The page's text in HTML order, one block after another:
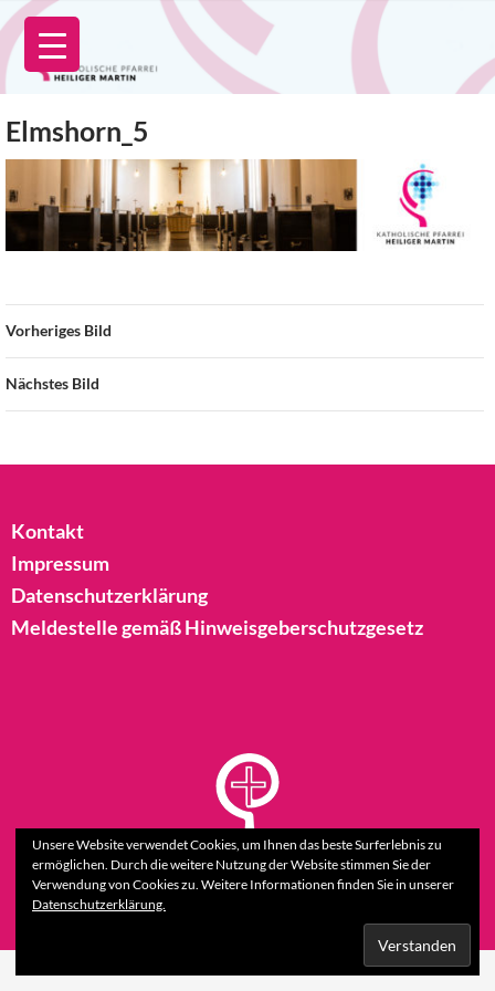
Zum
Inhalt
springen
Elmshorn_5
Vorheriges Bild
Nächstes Bild
Kontakt
Impressum
Datenschutzerklärung
Meldestelle gemäß Hinweisgeberschutzgesetz
Unsere Website verwendet Cookies, um Ihnen das beste Surferlebnis zu
ermöglichen. Durch die weitere Nutzung der Website stimmen Sie der
Verwendung von Cookies zu. Weitere Informationen finden Sie in unserer
Datenschutzerklärung.